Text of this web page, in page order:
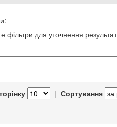
фільтри для уточнення
| Сортування